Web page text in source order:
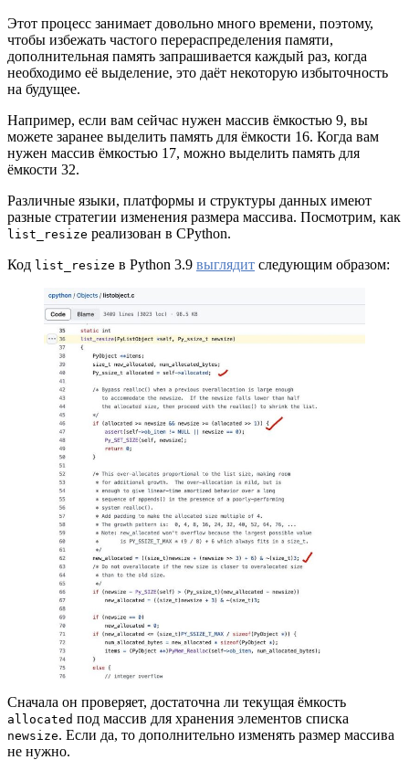
Этот процесс занимает довольно много времени, поэтому,
чтобы избежать частого перераспределения памяти,
дополнительная память запрашивается каждый раз, когда
необходимо её выделение, это даёт некоторую избыточность
на будущее.
Например, если вам сейчас нужен массив ёмкостью 9, вы
можете заранее выделить память для ёмкости 16. Когда вам
нужен массив ёмкостью 17, можно выделить память для
ёмкости 32.
Различные языки, платформы и структуры данных имеют
разные стратегии изменения размера массива. Посмотрим, как
list_resize реализован в CPython.
Код list_resize в Python 3.9 выглядит следующим образом:
Сначала он проверяет, достаточна ли текущая ёмкость
allocated под массив для хранения элементов списка
newsize. Если да, то дополнительно изменять размер массива
не нужно.